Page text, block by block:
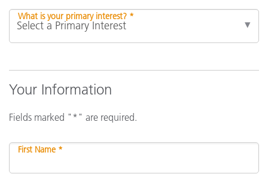
What is your primary interest? *
Your Information
Fields marked "*" are required.
First Name *